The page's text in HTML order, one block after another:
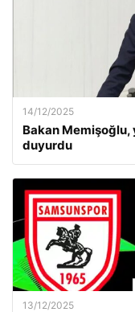
14/12/2025
Bakan Memişoğlu,
duyurdu
13/12/2025